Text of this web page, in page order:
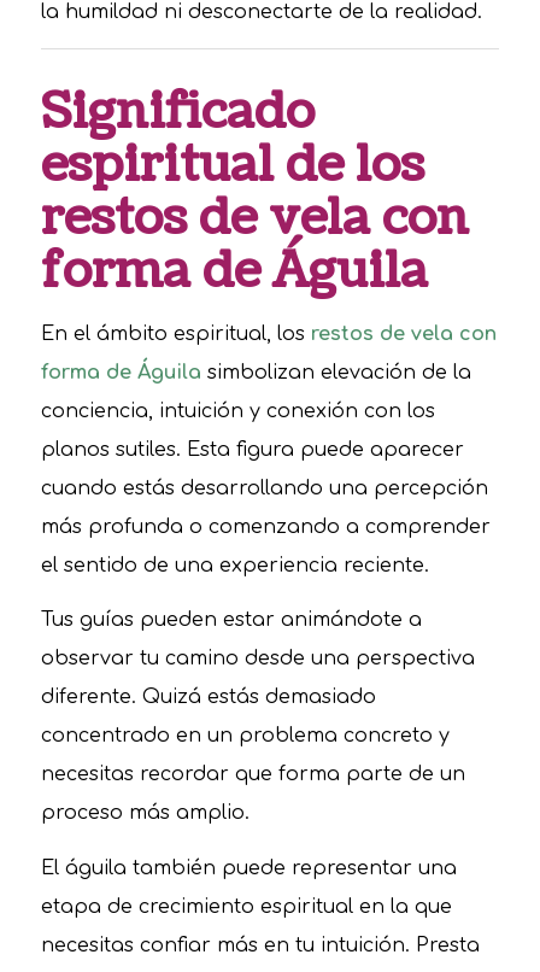
la humildad ni desconectarte de la realidad.
Significado
espiritual de los
restos de vela con
forma de Águila
En el ámbito espiritual, los restos de vela con
forma de Águila simbolizan elevación de la
conciencia, intuición y conexión con los
planos sutiles. Esta figura puede aparecer
cuando estás desarrollando una percepción
más profunda o comenzando a comprender
el sentido de una experiencia reciente.
Tus guías pueden estar animándote a
observar tu camino desde una perspectiva
diferente. Quizá estás demasiado
concentrado en un problema concreto y
necesitas recordar que forma parte de un
proceso más amplio.
El águila también puede representar una
etapa de crecimiento espiritual en la que
necesitas confiar más en tu intuición. Presta